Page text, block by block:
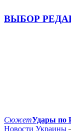
ВЫБОР
СюжетУдары по
Новости Украины